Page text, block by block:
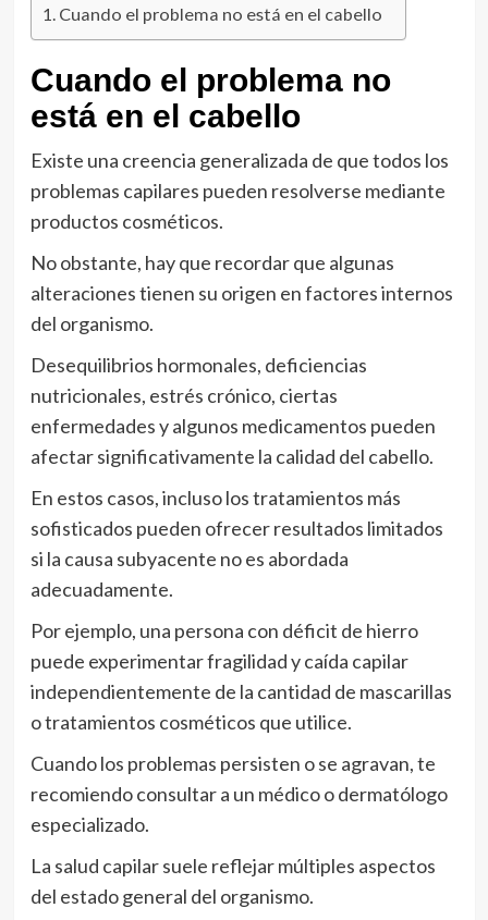
Cuando el problema no está en el cabello
Cuando el problema no
está en el cabello
Existe una creencia generalizada de que todos los
problemas capilares pueden resolverse mediante
productos cosméticos.
No obstante, hay que recordar que algunas
alteraciones tienen su origen en factores internos
del organismo.
Desequilibrios hormonales, deficiencias
nutricionales, estrés crónico, ciertas
enfermedades y algunos medicamentos pueden
afectar significativamente la calidad del cabello.
En estos casos, incluso los tratamientos más
sofisticados pueden ofrecer resultados limitados
si la causa subyacente no es abordada
adecuadamente.
Por ejemplo, una persona con déficit de hierro
puede experimentar fragilidad y caída capilar
independientemente de la cantidad de mascarillas
o tratamientos cosméticos que utilice.
Cuando los problemas persisten o se agravan, te
recomiendo consultar a un médico o dermatólogo
especializado.
La salud capilar suele reflejar múltiples aspectos
del estado general del organismo.